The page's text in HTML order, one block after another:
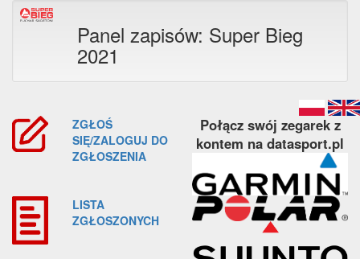
Panel zapisów: Super Bieg
2021
ZGŁOŚ
SIĘ/ZALOGUJ DO
ZGŁOSZENIA
LISTA
ZGŁOSZONYCH
Połącz swój zegarek z
kontem na datasport.pl